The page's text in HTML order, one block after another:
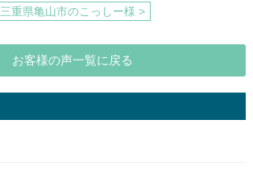
三重県亀山市のこっしー様 >
お客様の声一覧に戻る